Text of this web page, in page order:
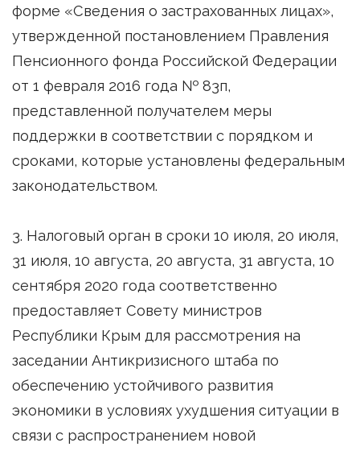
форме «Сведения о застрахованных лицах»,
утвержденной постановлением Правления
Пенсионного фонда Российской Федерации
от 1 февраля 2016 года № 83п,
представленной получателем меры
поддержки в соответствии с порядком и
сроками, которые установлены федеральным
законодательством.
3. Налоговый орган в сроки 10 июля, 20 июля,
31 июля, 10 августа, 20 августа, 31 августа, 10
сентября 2020 года соответственно
предоставляет Совету министров
Республики Крым для рассмотрения на
заседании Антикризисного штаба по
обеспечению устойчивого развития
экономики в условиях ухудшения ситуации в
связи с распространением новой